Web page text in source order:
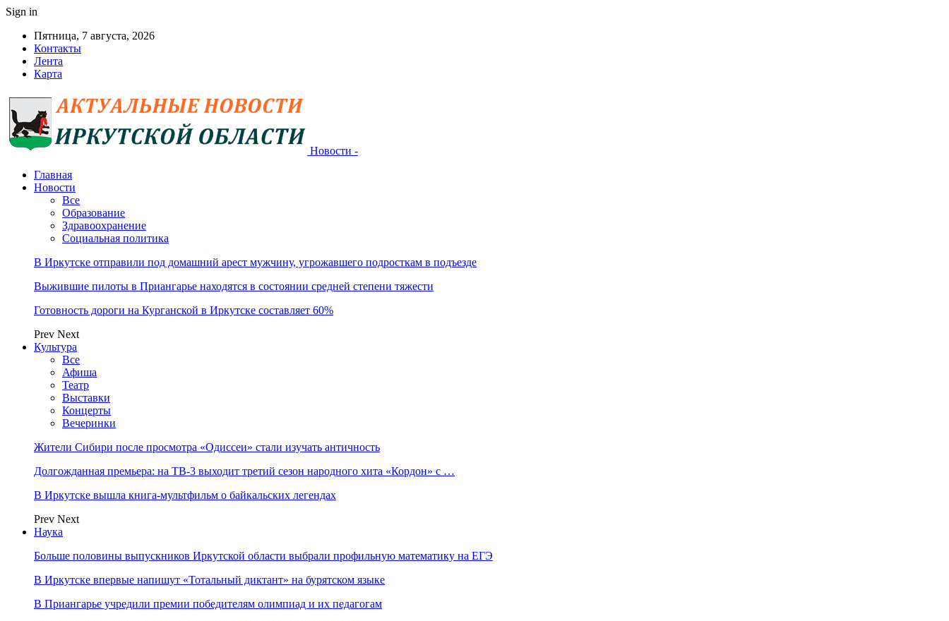
Sign in
Пятница, 7 августа, 2026
Контакты
Лента
Карта
Новости -
Главная
Новости
Все
Образование
Здравоохранение
Социальная политика
В Иркутске отправили под домашний арест мужчину, угрожавшего подросткам в подъезде
Выжившие пилоты в Приангарье находятся в состоянии средней степени тяжести
Готовность дороги на Курганской в Иркутске составляет 60%
Prev Next
Культура
Все
Афиша
Театр
Выставки
Концерты
Вечеринки
Жители Сибири после просмотра «Одиссеи» стали изучать античность
Долгожданная премьера: на ТВ-3 выходит третий сезон народного хита «Кордон» с …
В Иркутске вышла книга-мультфильм о байкальских легендах
Prev Next
Наука
Больше половины выпускников Иркутской области выбрали профильную математику на ЕГЭ
В Иркутске впервые напишут «Тотальный диктант» на бурятском языке
В Приангарье учредили премии победителям олимпиад и их педагогам